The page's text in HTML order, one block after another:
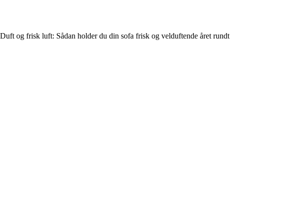
Duft og frisk luft: Sådan holder du din sofa frisk og velduftende året rundt